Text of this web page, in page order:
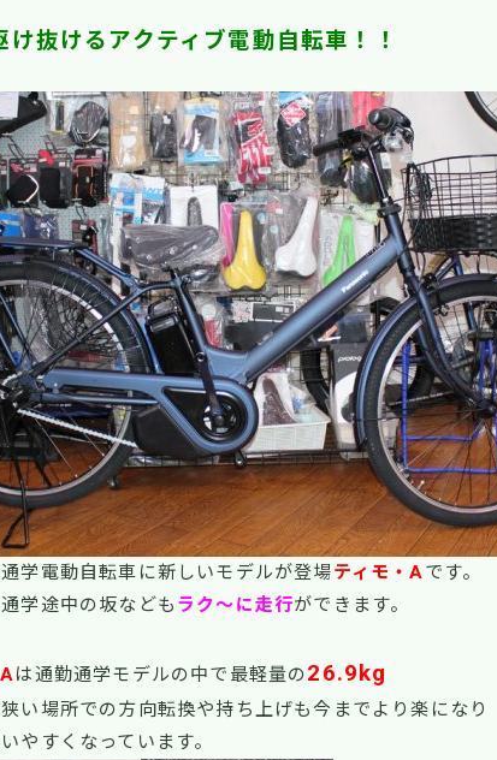
抜けるアクティブ電動自転車！！
学電動自転車に新しいモデルが登場ティモ・A です。
学途中の坂なども ラク～に走行ができます。
は通勤通学モデルの中で最軽量の 26.9kg
い場所での方向転換や持ち上げも今までより楽になり
やすくなっています。